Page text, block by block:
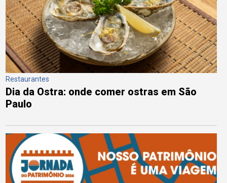
Restaurantes
Dia da Ostra: onde comer ostras em São
Paulo